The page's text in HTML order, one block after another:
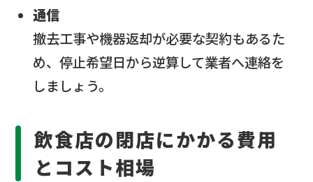
通信
撤去工事や機器返却が必要な契約もあるた
め、停止希望日から逆算して業者へ連絡を
しましょう。
飲食店の閉店にかかる費用
とコスト相場